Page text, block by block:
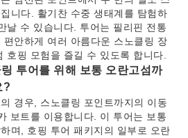
니다. 활기찬 수중 생태계를 탐험하
날 수 있습니다. 투어는 필리핀 전통
안하게 여러 아름다운 스노클링 장
호핑 모험을 즐길 수 있도록 합니다.
투어를 위해 보통 오란고섬까
?
경우, 스노클링 포인트까지의 이동
보트를 이용합니다. 이 투어는 보통
며, 호핑 투어 패키지의 일부로 오란